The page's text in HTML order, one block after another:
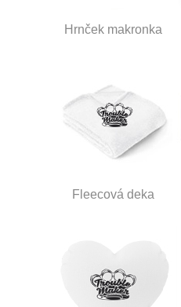
Hrnček makronka
Fleecová deka